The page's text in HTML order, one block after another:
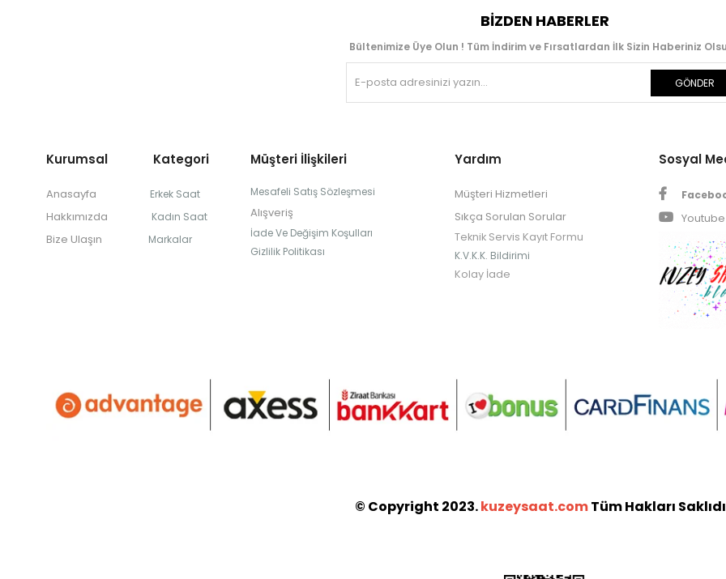
BIZDEN HABERLER
Bültenimize Üye Olun ! Tüm İndirim ve Fırsatlardan İlk Sizin Haberiniz
GÖNDER
Kurumsal Kategori
Anasayfa Erkek Saat
Hakkımızda Kadın Saat
Bize Ulaşın Markalar
Müşteri İlişkileri
Mesafeli Satış Sözleşmesi
Alışveriş
İade Ve Değişim Koşulları
Gizlilik Politikası
Yardım
Müşteri Hizmetleri
Sıkça Sorulan Sorular
Teknik Servis Kayıt Formu
K.V.K.K. Bildirimi
Kolay İade
Sosyal
Youtube
© Copyright 2023.kuzeysaat.comTüm Hakları